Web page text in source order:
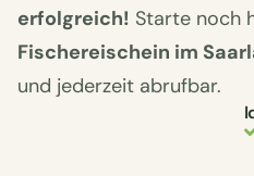
erfolgreich! Starte noch
Fischereischein im
und jederzeit abrufbar.